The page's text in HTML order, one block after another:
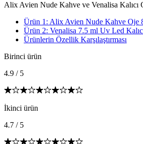
Alix Avien Nude Kahve ve Venalisa Kalıcı
Ürün 1: Alix Avien Nude Kahve Oje
Ürün 2: Venalisa 7.5 ml Uv Led
Ürünlerin Özellik Karşılaştırması
Birinci ürün
4.9 / 5
İkinci ürün
4.7 / 5